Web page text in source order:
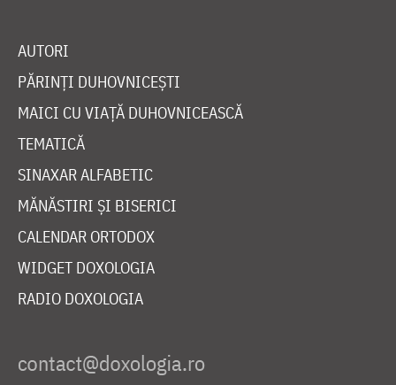
AUTORI
PĂRINȚI DUHOVNICEȘTI
MAICI CU VIAȚĂ DUHOVNICEASCĂ
TEMATICĂ
SINAXAR ALFABETIC
MĂNĂSTIRI ȘI BISERICI
CALENDAR ORTODOX
WIDGET DOXOLOGIA
RADIO DOXOLOGIA